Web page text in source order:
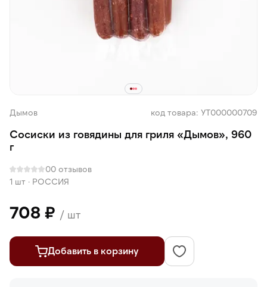
Дымов код товара: УТ000000709
Сосиски из говядины для гриля «Дымов», 960
г
00 отзывов
1 шт · РОССИЯ
708 ₽ / шт
Добавить в корзину